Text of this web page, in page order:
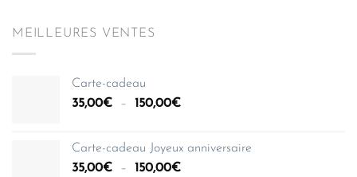
MEILLEURES VENTES
Carte-cadeau
35,00€ – 150,00€Plage
35,00€
à
Carte-cadeau Joyeux anniversaire
35,00€ – 150,00€Plage